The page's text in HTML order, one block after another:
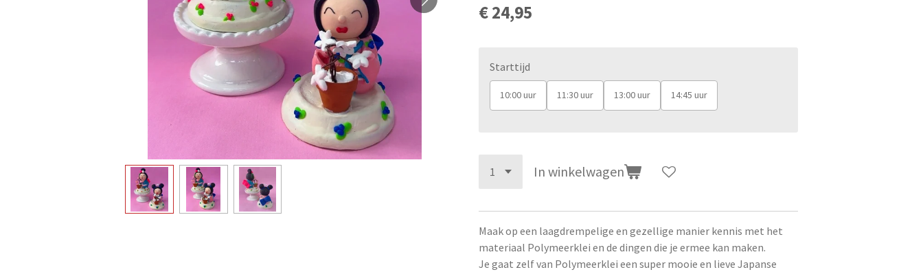
€ 24,95
Starttijd
10:00 uur 11:30 uur 13:00 uur 14:45 uur
In winkelwagen
Maak op een laagdrempelige en gezellige manier kennis met het
materiaal Polymeerklei en de dingen die je ermee kan maken.
Je gaat zelf van Polymeerklei een super mooie en lieve Japanse